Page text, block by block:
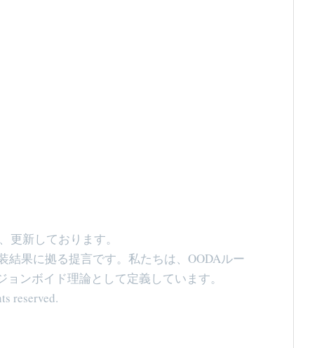
更新しております。
結果に拠る提言です。私たちは、OODAルー
ョンボイド理論として定義しています。
reserved.